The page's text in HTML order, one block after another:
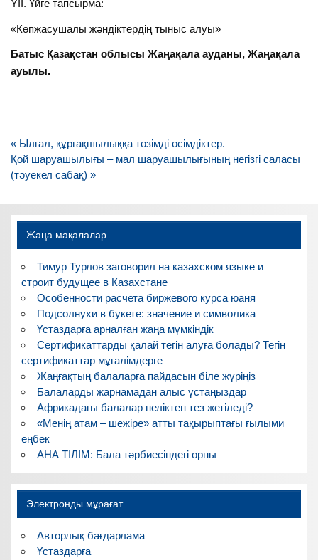
YІІ. Үйге тапсырма:
«Көпжасушалы жәндіктердің тыныс алуы»
Батыс Қазақстан облысы Жаңақала ауданы, Жаңақала
ауылы.
Навигация
по
записям
« Ылғал, құрғақшылыққа төзімді өсімдіктер.
Қой шаруашылығы – мал шаруашылығының негізгі саласы
(тәуекел сабақ) »
Жаңа мақалалар
Тимур Турлов заговорил на казахском языке и
строит будущее в Казахстане
Особенности расчета биржевого курса юаня
Подсолнухи в букете: значение и символика
Ұстаздарға арналған жаңа мүмкіндік
Сертификаттарды қалай тегін алуға болады? Тегін
сертификаттар мұғалімдерге
Жаңғақтың балаларға пайдасын біле жүріңіз
Балаларды жарнамадан алыс ұстаңыздар
Африкадағы балалар неліктен тез жетіледі?
«Менің атам – шежіре» атты тақырыптағы ғылыми
еңбек
АНА ТІЛІМ: Бала тәрбиесіндегі орны
Электронды мұрағат
Авторлық бағдарлама
Ұстаздарға